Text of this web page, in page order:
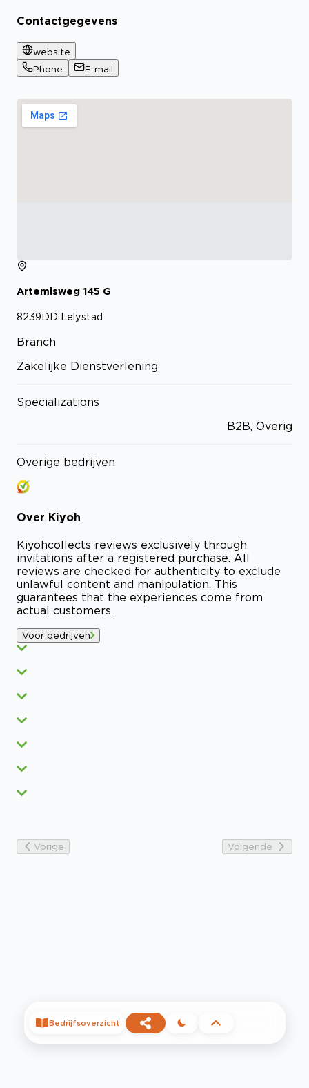
Contactgegevens
website
Phone
E-mail
Artemisweg 145 G
8239DD Lelystad
Branch
Zakelijke Dienstverlening
Specializations
B2B, Overig
Overige bedrijven
Over Kiyoh
Kiyohcollects reviews exclusively through
invitations after a registered purchase. All
reviews are checked for authenticity to exclude
unlawful content and manipulation. This
guarantees that the experiences come from
actual customers.
Voor bedrijven
Vorige Volgende
Bedrijfsoverzicht